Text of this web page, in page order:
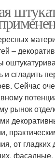
–
сгладить
Сейчас
рынок
от гладких
фасадные,